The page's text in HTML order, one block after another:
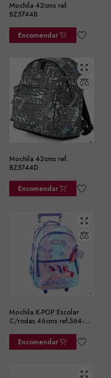
Mochila 42cms ref.
BZ5744B
Encomendar
Mochila 42cms ref.
BZ5744D
Encomendar
Mochila K-POP Escolar
C/rodas 46cms ref.364-
Encomendar